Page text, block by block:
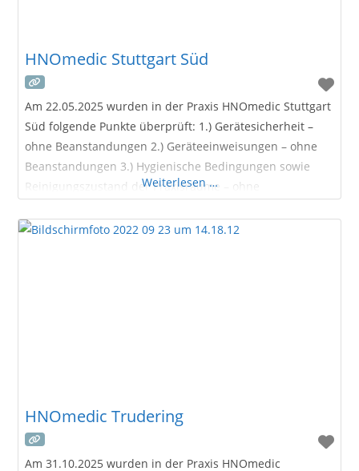
HNOmedic Stuttgart Süd
Am 22.05.2025 wurden in der Praxis HNOmedic Stuttgart
Süd folgende Punkte überprüft: 1.) Gerätesicherheit –
ohne Beanstandungen 2.) Geräteeinweisungen – ohne
Beanstandungen 3.) Hygienische Bedingungen sowie
Reinigungszustand der Praxisräume – ohne
Weiterlesen …
HNOmedic Trudering
Am 31.10.2025 wurden in der Praxis HNOmedic